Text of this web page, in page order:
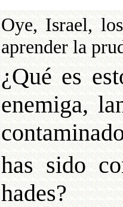
Oye, Israel,
aprender la
¿Qué es
enemiga,
has sido
hades?